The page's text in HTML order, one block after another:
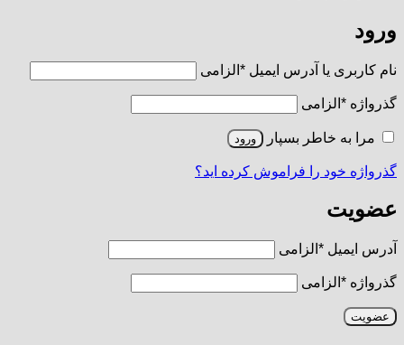
ورود
نام کاربری یا آدرس ایمیل * الزامی
گذرواژه * الزامی
مرا به خاطر بسپار ورود
گذرواژه خود را فراموش کرده اید؟
عضویت
آدرس ایمیل * الزامی
گذرواژه * الزامی
عضویت